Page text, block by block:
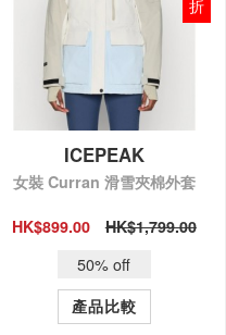
QUICK VIEW
ICEPEAK
女裝 Curran 滑雪夾棉外套
HK$899.00
HK$1,799.00
50% off
產品比較
折